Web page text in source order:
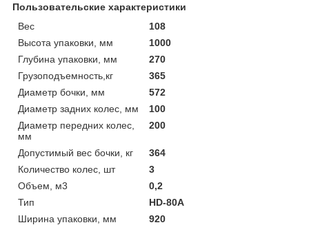
Пользовательские характеристики
Вес
108
Высота упаковки, мм
1000
Глубина упаковки, мм
270
Грузоподъемность,кг
365
Диаметр бочки, мм
572
Диаметр задних колес, мм
100
Диаметр передних колес,
мм
200
Допустимый вес бочки, кг
364
Количество колес, шт
3
Объем, м3
0,2
Тип
HD-80A
Ширина упаковки, мм
920